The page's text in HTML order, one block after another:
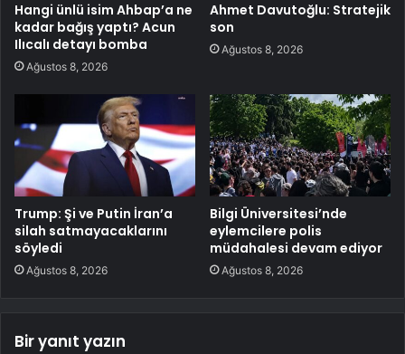
Hangi ünlü isim Ahbap’a ne
kadar bağış yaptı? Acun
Ilıcalı detayı bomba
Ağustos 8, 2026
Ahmet Davutoğlu: Stratejik
son
Ağustos 8, 2026
Trump: Şi ve Putin İran’a
silah satmayacaklarını
söyledi
Ağustos 8, 2026
Bilgi Üniversitesi’nde
eylemcilere polis
müdahalesi devam ediyor
Ağustos 8, 2026
Bir yanıt yazın